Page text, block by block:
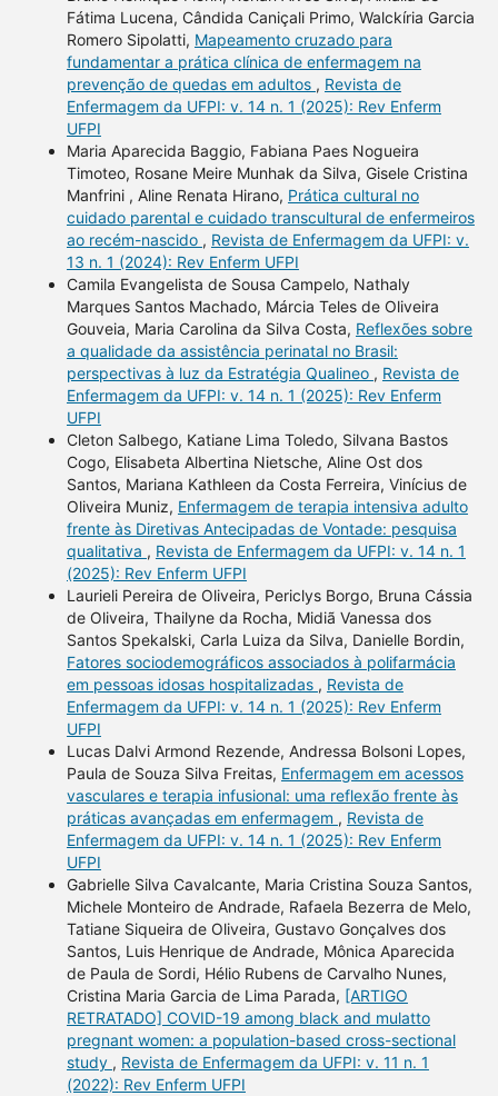
Fátima Lucena, Cândida Caniçali Primo, Walckíria Garcia
Romero Sipolatti, Mapeamento cruzado para
fundamentar a prática clínica de enfermagem na
prevenção de quedas em adultos , Revista de
Enfermagem da UFPI: v. 14 n. 1 (2025): Rev Enferm
UFPI
Maria Aparecida Baggio, Fabiana Paes Nogueira
Timoteo, Rosane Meire Munhak da Silva, Gisele Cristina
Manfrini , Aline Renata Hirano, Prática cultural no
cuidado parental e cuidado transcultural de enfermeiros
ao recém-nascido , Revista de Enfermagem da UFPI: v.
13 n. 1 (2024): Rev Enferm UFPI
Camila Evangelista de Sousa Campelo, Nathaly
Marques Santos Machado, Márcia Teles de Oliveira
Gouveia, Maria Carolina da Silva Costa, Reflexões sobre
a qualidade da assistência perinatal no Brasil:
perspectivas à luz da Estratégia Qualineo , Revista de
Enfermagem da UFPI: v. 14 n. 1 (2025): Rev Enferm
UFPI
Cleton Salbego, Katiane Lima Toledo, Silvana Bastos
Cogo, Elisabeta Albertina Nietsche, Aline Ost dos
Santos, Mariana Kathleen da Costa Ferreira, Vinícius de
Oliveira Muniz, Enfermagem de terapia intensiva adulto
frente às Diretivas Antecipadas de Vontade: pesquisa
qualitativa , Revista de Enfermagem da UFPI: v. 14 n. 1
(2025): Rev Enferm UFPI
Laurieli Pereira de Oliveira, Periclys Borgo, Bruna Cássia
de Oliveira, Thailyne da Rocha, Midiã Vanessa dos
Santos Spekalski, Carla Luiza da Silva, Danielle Bordin,
Fatores sociodemográficos associados à polifarmácia
em pessoas idosas hospitalizadas , Revista de
Enfermagem da UFPI: v. 14 n. 1 (2025): Rev Enferm
UFPI
Lucas Dalvi Armond Rezende, Andressa Bolsoni Lopes,
Paula de Souza Silva Freitas, Enfermagem em acessos
vasculares e terapia infusional: uma reflexão frente às
práticas avançadas em enfermagem , Revista de
Enfermagem da UFPI: v. 14 n. 1 (2025): Rev Enferm
UFPI
Gabrielle Silva Cavalcante, Maria Cristina Souza Santos,
Michele Monteiro de Andrade, Rafaela Bezerra de Melo,
Tatiane Siqueira de Oliveira, Gustavo Gonçalves dos
Santos, Luis Henrique de Andrade, Mônica Aparecida
de Paula de Sordi, Hélio Rubens de Carvalho Nunes,
Cristina Maria Garcia de Lima Parada, [ARTIGO
RETRATADO] COVID-19 among black and mulatto
pregnant women: a population-based cross-sectional
study , Revista de Enfermagem da UFPI: v. 11 n. 1
(2022): Rev Enferm UFPI